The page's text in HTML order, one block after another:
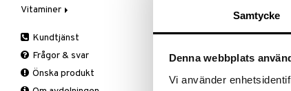
Samtycke
Denna webbplats
Vi använder
2 kapslar per dag. Sväljes
att ge kroppen bästa
Detta är ett kosttillskott.
bör inte inte användas som
små barn.
Övrigt
Cremer
Rakprodukter
Rengöring
Specialprodukter
Giftset
Fotvård
Handvård
Tillbehör
Hårvård
Balsam
Schampo
Intim
Kosmetika
Äppelcidervinäger
Fasta
Fettförbränning
Måltidsersättning
Vitaminer
Antioxidanter
B vitaminer
Barn
Kundtjänst
Frågor & svar
Önska produkt